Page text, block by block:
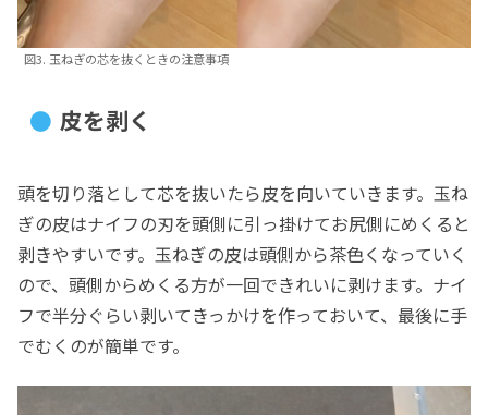
図3. 玉ねぎの芯を抜くときの注意事項
皮を剥く
頭を切り落として芯を抜いたら皮を向いていきます。玉ね
ぎの皮はナイフの刃を頭側に引っ掛けてお尻側にめくると
剥きやすいです。玉ねぎの皮は頭側から茶色くなっていく
ので、頭側からめくる方が一回できれいに剥けます。ナイ
フで半分ぐらい剥いてきっかけを作っておいて、最後に手
でむくのが簡単です。